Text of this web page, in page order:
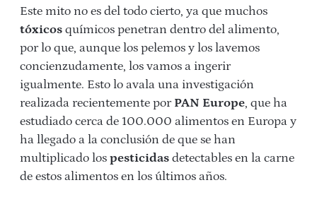
Este mito no es del todo cierto, ya que muchos
tóxicos químicos penetran dentro del alimento,
por lo que, aunque los pelemos y los lavemos
concienzudamente, los vamos a ingerir
igualmente. Esto lo avala una investigación
realizada recientemente por PAN Europe, que ha
estudiado cerca de 100.000 alimentos en Europa y
ha llegado a la conclusión de que se han
multiplicado los pesticidas detectables en la carne
de estos alimentos en los últimos años.